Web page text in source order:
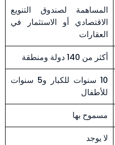
المساهمة لصندوق التنويع
الاقتصادي أو الاستثمار في
العقارات
أكثر من 140 دولة ومنطقة
10 سنوات للكبار و5 سنوات
للأطفال
مسموح بها
لا يوجد